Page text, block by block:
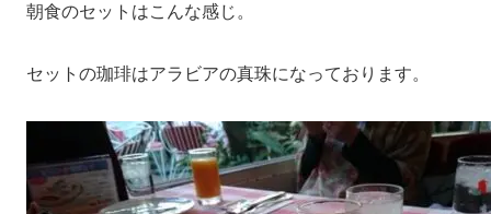
朝食のセットはこんな感じ。
セットの珈琲はアラビアの真珠になっております。